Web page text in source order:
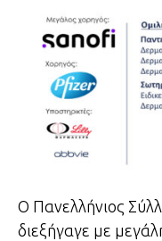
Ο Πανελλήνιος
διεξήγαγε με